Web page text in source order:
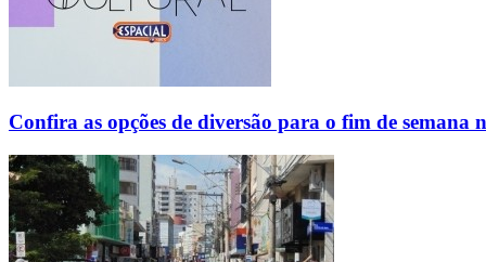
Confira as opções de diversão para o fim de semana